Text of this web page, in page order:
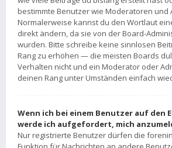
bestimmte Benutzer wie Moderatoren und
Normalerweise kannst du den Wortlaut
direkt ändern, da sie von der Board-
wurden. Bitte schreibe keine sinnlosen
Rang zu erhöhen — die meisten Boards
Verhalten nicht und ein Moderator oder
deinen Rang unter Umständen einfach
Wenn ich bei einem Benutzer auf den
werde ich aufgefordert, mich
Nur registrierte Benutzer dürfen die